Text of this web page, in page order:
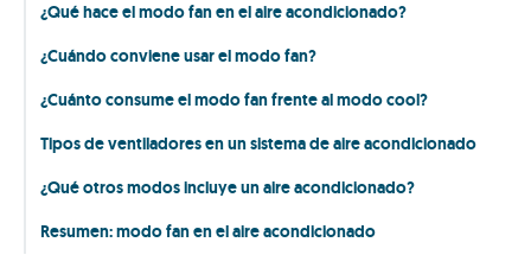
¿Qué hace el modo fan en el aire acondicionado?
¿Cuándo conviene usar el modo fan?
¿Cuánto consume el modo fan frente al modo cool?
Tipos de ventiladores en un sistema de aire acondicionado
¿Qué otros modos incluye un aire acondicionado?
Resumen: modo fan en el aire acondicionado